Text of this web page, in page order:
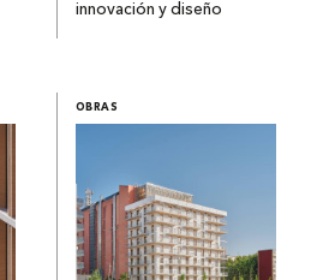
innovación y diseño
OBRAS